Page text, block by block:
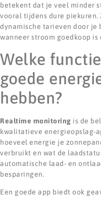
betekent dat je veel minder
vooral tijdens dure piekuren.
dynamische tarieven door
wanneer stroom goedkoop
Welke
goede
hebben?
Realtime monitoring is de
kwalitatieve energieopslag-
hoeveel energie je
verbruikt en wat de
automatische laad- en
besparingen.
Een goede app biedt ook